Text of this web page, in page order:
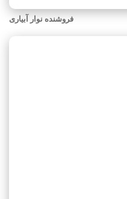
فروشنده نوار آبیاری